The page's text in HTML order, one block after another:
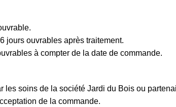
jours ouvrables après traitement.
à compter de la date de commande.
les soins de la société Jardi du Bois ou
de la commande.